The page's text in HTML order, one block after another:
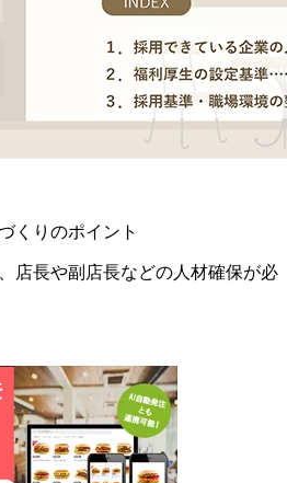
くりのポイント
店長や副店長などの人材確保が必